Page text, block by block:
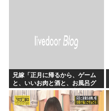
兄嫁「正月に帰るから、ゲーム
と、いいお肉と酒と、お風呂グ
ッズの準備しとけよ」寝起きの
私「知るかボケ」兄嫁「キィィ
ィィー！！！！」私「あ…」